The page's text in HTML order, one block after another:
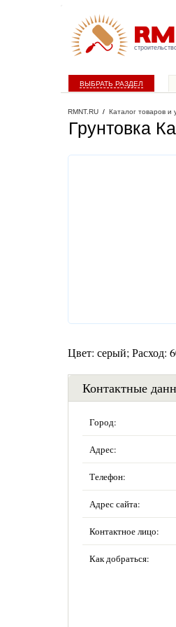
ВЫБРАТЬ РАЗДЕЛ
RMNT.RU / Каталог товаров и
Грунтовка
Цвет: серый; Расход:
Контактные
Город:
Адрес:
Телефон:
Адрес сайта:
Контактное лицо:
Как добраться: